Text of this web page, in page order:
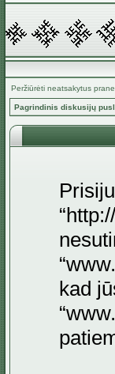
Peržiūrėti neatsakytus
Pagrindinis diskusijų
kad